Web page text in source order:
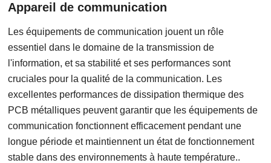
Appareil de communication
Les équipements de communication jouent un rôle
essentiel dans le domaine de la transmission de
l'information, et sa stabilité et ses performances sont
cruciales pour la qualité de la communication. Les
excellentes performances de dissipation thermique des
PCB métalliques peuvent garantir que les équipements de
communication fonctionnent efficacement pendant une
longue période et maintiennent un état de fonctionnement
stable dans des environnements à haute température..